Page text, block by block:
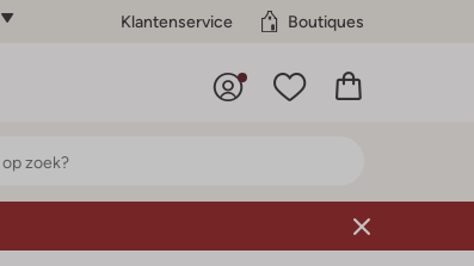
Klantenservice Boutiques